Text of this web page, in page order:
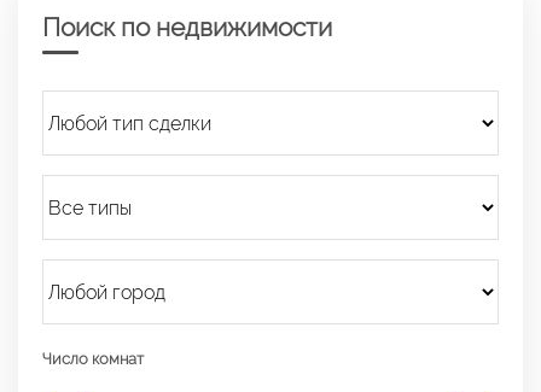
Поиск по недвижимости
Число комнат